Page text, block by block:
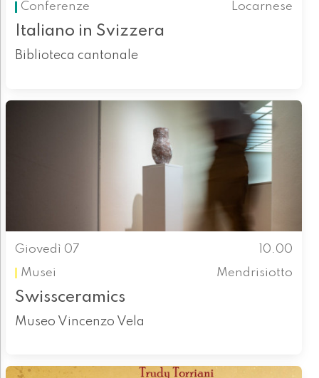
Conferenze
Locarnese
Italiano in Svizzera
Biblioteca cantonale
Giovedì 07
10.00
Musei
Mendrisiotto
Swissceramics
Museo Vincenzo Vela